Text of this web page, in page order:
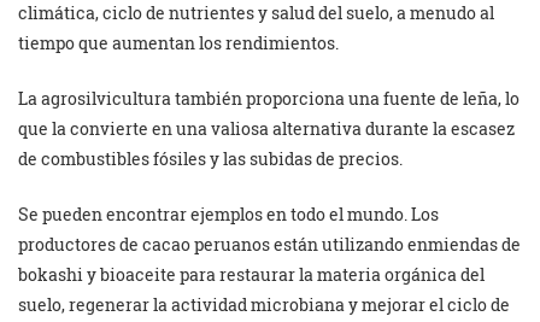
climática, ciclo de nutrientes y salud del suelo, a menudo al
tiempo que aumentan los rendimientos.
La agrosilvicultura también proporciona una fuente de leña, lo
que la convierte en una valiosa alternativa durante la escasez
de combustibles fósiles y las subidas de precios.
Se pueden encontrar ejemplos en todo el mundo. Los
productores de cacao peruanos están utilizando enmiendas de
bokashi y bioaceite para restaurar la materia orgánica del
suelo, regenerar la actividad microbiana y mejorar el ciclo de